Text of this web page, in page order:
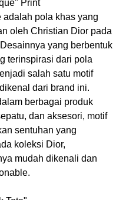
Print
adalah pola khas yang
oleh Christian Dior pada
yang berbentuk
terinspirasi dari pola
salah satu motif
dari brand ini.
berbagai produk
dan aksesori, motif
sentuhan yang
koleksi Dior,
mudah dikenali dan